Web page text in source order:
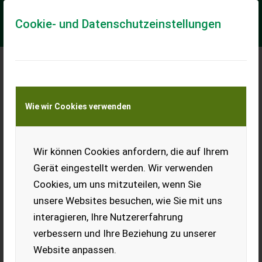
Cookie- und Datenschutzeinstellungen
Wie wir Cookies verwenden
Wir können Cookies anfordern, die auf Ihrem
Gerät eingestellt werden. Wir verwenden
Cookies, um uns mitzuteilen, wenn Sie
unsere Websites besuchen, wie Sie mit uns
interagieren, Ihre Nutzererfahrung
verbessern und Ihre Beziehung zu unserer
Website anpassen.
Meine Transportkostenanfrage
Transport von Land- und Baumaschinen –
KEINE Tiertransporte
Mammut FM Fortuna links EURO
Neumaschine 2022 - prompt Verfügbar
Ölantrieb komplett ab 30 l/min Ölleistung - mit Standard
Steckkupplungen - mit 3 Laufräder...
EUR 6.780 inkl. 20 % MwSt.